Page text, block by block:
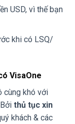
USD, vì thế bạn
khi có LSQ/
VisaOne
cùng khó với
thủ tục xin
khách & các